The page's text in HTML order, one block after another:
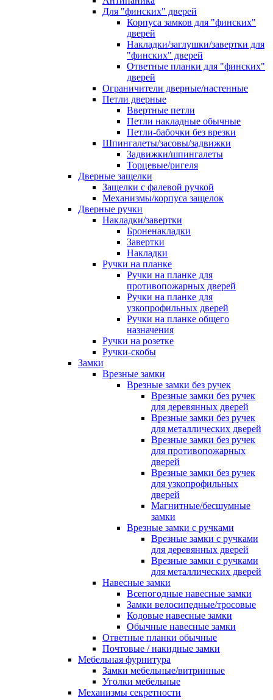
Для "финских" дверей
Корпуса замков для "финских"
дверей
Накладки/заглушки/завертки для
"финских" дверей
Ответные планки для "финских"
дверей
Ограничители дверные/настенные
Петли дверные
Ввертные петли
Петли накладные обычные
Петли-бабочки без врезки
Шпингалеты/засовы/задвижки
Задвижки/шпингалеты
Торцевые/ригеля
Дверные защелки
Защелки с фалевой ручкой
Механизмы/корпуса защелок
Дверные ручки
Накладки/завертки
Броненакладки
Завертки
Накладки
Ручки на планке
Ручки на планке для
противопожарных дверей
Ручки на планке для
узкопрофильных дверей
Ручки на планке общего
назначения
Ручки на розетке
Ручки-скобы
Замки
Врезные замки
Врезные замки без ручек
Врезные замки без ручек
для деревянных дверей
Врезные замки без ручек
для металлических дверей
Врезные замки без ручек
для противопожарных
дверей
Врезные замки без ручек
для узкопрофильных
дверей
Магнитные/бесшумные
замки
Врезные замки с ручками
Врезные замки с ручками
для деревянных дверей
Врезные замки с ручками
для металлических дверей
Навесные замки
Всепогодные навесные замки
Замки велосипедные/тросовые
Кодовые навесные замки
Обычные навесные замки
Ответные планки обычные
Почтовые / накидные замки
Мебельная фурнитура
Замки мебельные/витринные
Уголки мебельные
Механизмы секретности